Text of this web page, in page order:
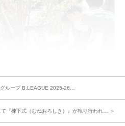
ループ B.LEAGUE 2025-26…
『棟下式（むねおろしき）』が執り行われ… ＞